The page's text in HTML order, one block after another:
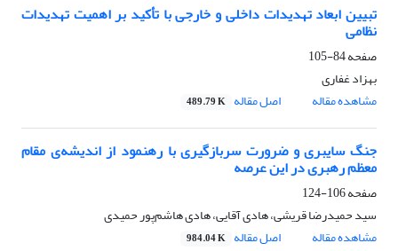
تبیین ابعاد تهدیدات داخلی و خارجی با تأکید بر اهمیت تهدیدات
نظامی
صفحه84-105
بهزاد غفاری
مشاهده مقاله
اصل مقاله 489.79 K
جنگ سایبری و ضرورت سربازگیری با رهنمود از اندیشه‌ی مقام
معظم رهبری در این عرصه
صفحه106-124
سید حمیدرضا قریشی، هادی آقایی، هادی هاشم‌پور حمیدی
مشاهده مقاله
اصل مقاله 984.04 K